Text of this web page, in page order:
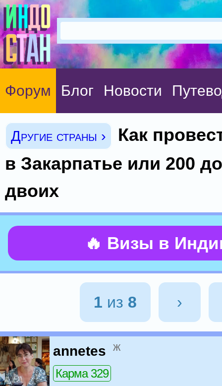
Форум Блог Новости
Другие страны ›
Как
в Закарпатье или 200
двоих
🔥 Визы в
1 из 8 ›
annetes ж
Карма 329